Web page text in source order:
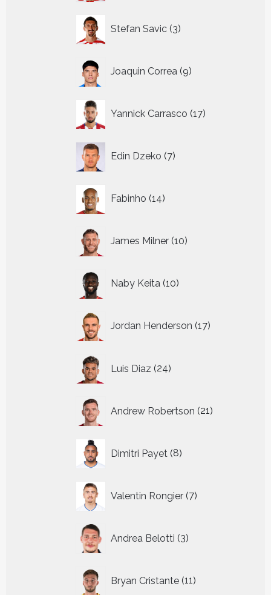
Stefan Savic 3
producten
Joaquin Correa 9
producten
Yannick Carrasco 17
producten
Edin Dzeko 7
producten
Fabinho 14
producten
James Milner 10
producten
Naby Keita 10
producten
Jordan Henderson 17
producten
Luis Diaz 24
producten
Andrew Robertson 21
producten
Dimitri Payet 8
producten
Valentin Rongier 7
producten
Andrea Belotti 3
producten
Bryan Cristante 11
producten